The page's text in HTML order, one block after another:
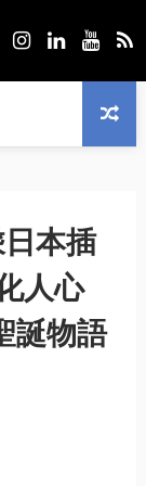
本插
人心
誕物語